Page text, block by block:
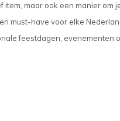
maar ook een manier om
must-have voor elke
feestdagen, evenementen